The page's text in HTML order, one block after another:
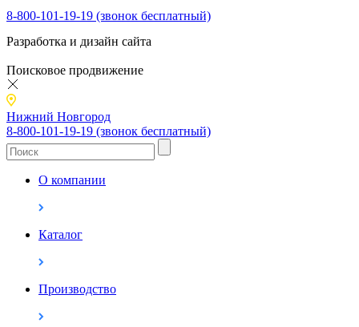
8-800-101-19-19 (звонок бесплатный)
Разработка и дизайн сайта
Поисковое продвижение
Нижний Новгород
8-800-101-19-19 (звонок бесплатный)
О компании
Каталог
Производство